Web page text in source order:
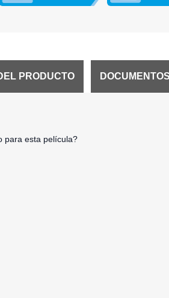
para esta película?
PRODUCTO DOCUMENTOS